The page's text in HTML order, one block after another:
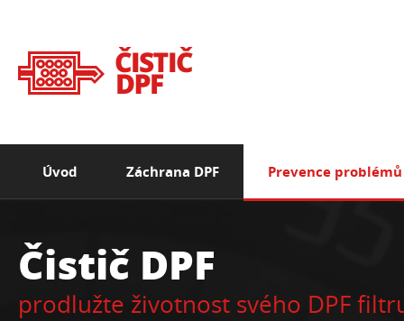
Čistič DPF
prodlužte životnost svého DPF
Úvod Záchrana DPF Prevence problémů